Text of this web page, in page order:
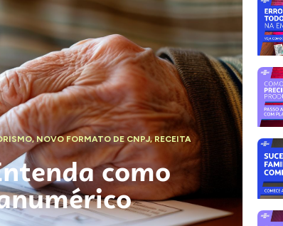
,NOVO FORMATO DE CNPJ,RECEITA
como